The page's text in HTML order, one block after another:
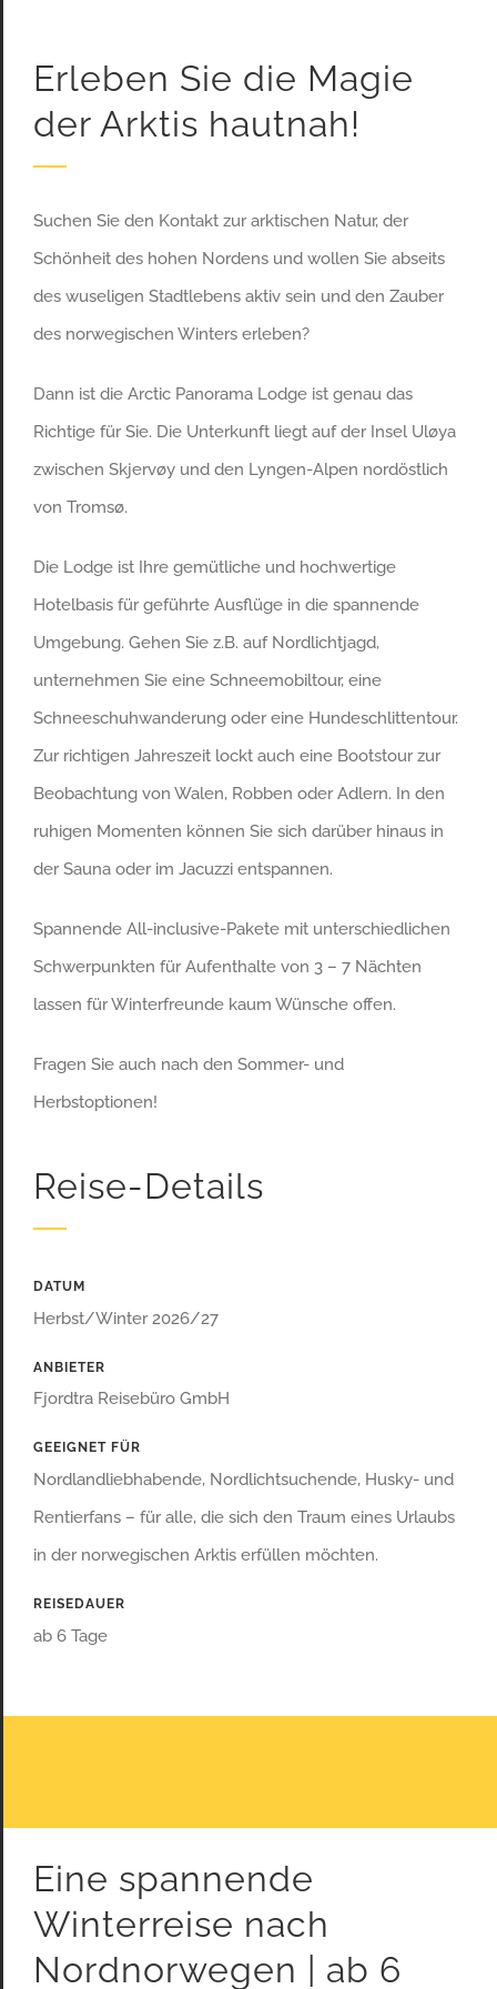
Erleben Sie die Magie
der Arktis hautnah!
Suchen Sie den Kontakt zur arktischen Natur, der
Schönheit des hohen Nordens und wollen Sie abseits
des wuseligen Stadtlebens aktiv sein und den Zauber
des norwegischen Winters erleben?
Dann ist die Arctic Panorama Lodge ist genau das
Richtige für Sie. Die Unterkunft liegt auf der Insel Uløya
zwischen Skjervøy und den Lyngen-Alpen nordöstlich
von Tromsø.
Die Lodge ist Ihre gemütliche und hochwertige
Hotelbasis für geführte Ausflüge in die spannende
Umgebung. Gehen Sie z.B. auf Nordlichtjagd,
unternehmen Sie eine Schneemobiltour, eine
Schneeschuhwanderung oder eine Hundeschlittentour.
Zur richtigen Jahreszeit lockt auch eine Bootstour zur
Beobachtung von Walen, Robben oder Adlern. In den
ruhigen Momenten können Sie sich darüber hinaus in
der Sauna oder im Jacuzzi entspannen.
Spannende All-inclusive-Pakete mit unterschiedlichen
Schwerpunkten für Aufenthalte von 3 – 7 Nächten
lassen für Winterfreunde kaum Wünsche offen.
Fragen Sie auch nach den Sommer- und
Herbstoptionen!
Reise-Details
DATUM
Herbst/Winter 2026/27
ANBIETER
Fjordtra Reisebüro GmbH
GEEIGNET FÜR
Nordlandliebhabende, Nordlichtsuchende, Husky- und
Rentierfans – für alle, die sich den Traum eines Urlaubs
in der norwegischen Arktis erfüllen möchten.
REISEDAUER
ab 6 Tage
Eine spannende
Winterreise nach
Nordnorwegen | ab 6